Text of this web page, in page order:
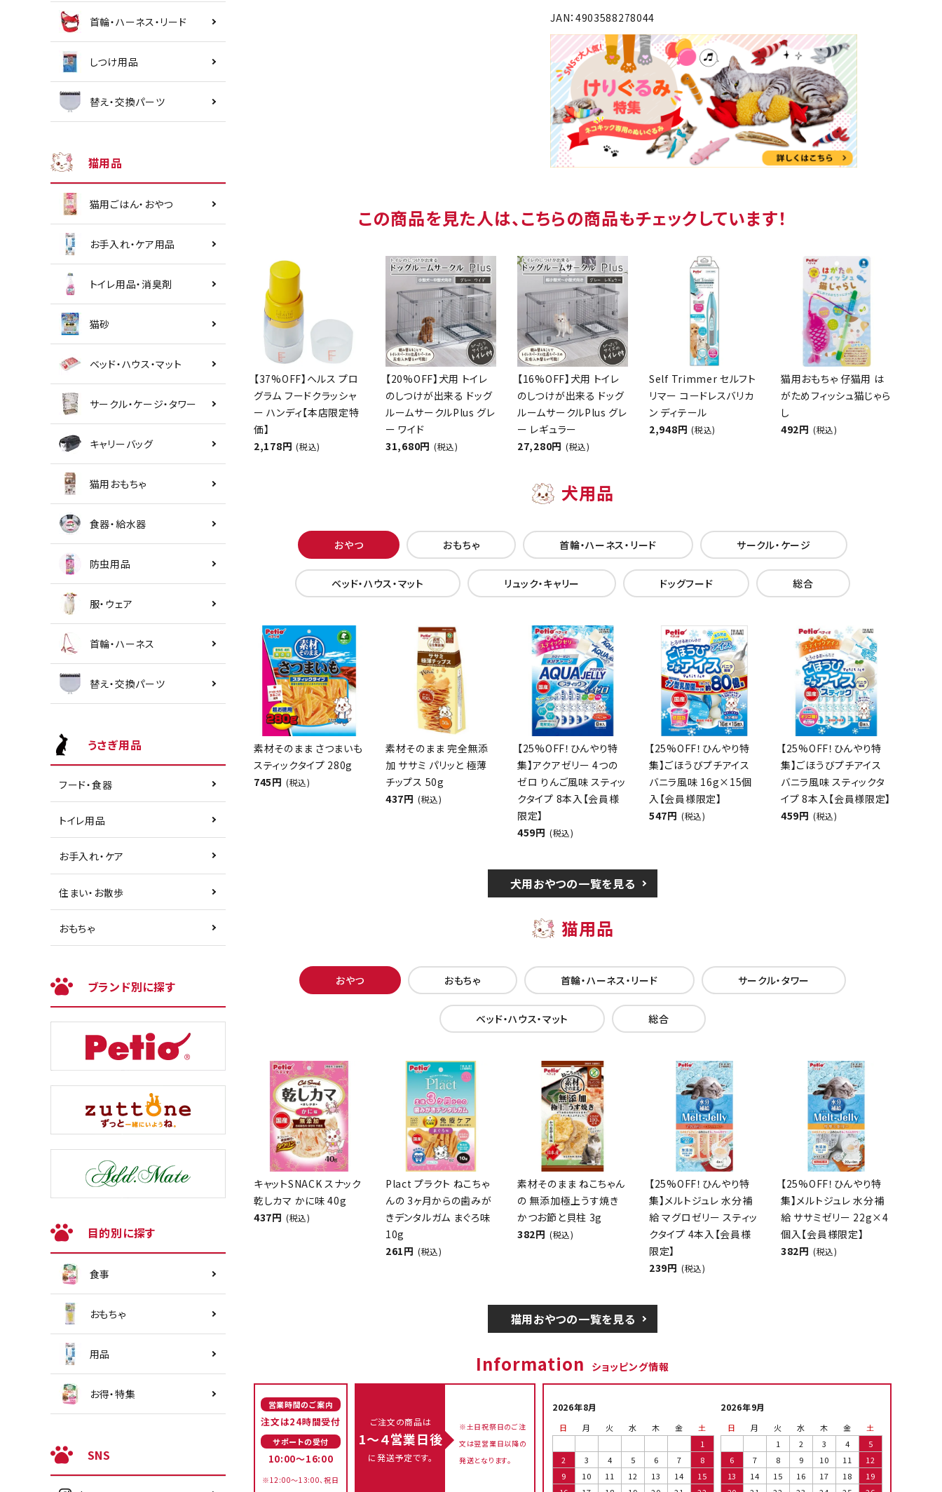
首輪・ハーネス・リード
しつけ用品
替え・交換パーツ
猫用品
猫用ごはん・おやつ
お手入れ・ケア用品
トイレ用品・消臭剤
猫砂
ベッド・ハウス・マット
サークル・ケージ・タワー
キャリーバッグ
猫用おもちゃ
食器・給水器
防虫用品
服・ウェア
首輪・ハーネス
替え・交換パーツ
うさぎ用品
フード・食器
トイレ用品
お手入れ・ケア
住まい・お散歩
おもちゃ
ブランド別に探す
目的別に探す
食事
おもちゃ
用品
お得・特集
SNS
JAN：4903588278044
この商品を見た人は、こちらの商品もチェックしています！
【37%OFF】ヘルス プロ
グラム フードクラッシャ
ー ハンディ【本店限定特
価】
2,178円 (税込)
【20%OFF】犬用 トイレ
のしつけが出来る ドッグ
ルームサークルPlus グレ
ー ワイド
31,680円 (税込)
【16%OFF】犬用 トイレ
のしつけが出来る ドッグ
ルームサークルPlus グレ
ー レギュラー
27,280円 (税込)
Self Trimmer セルフト
リマー コードレスバリカ
ン ディテール
2,948円 (税込)
猫用おもちゃ 仔猫用 は
がためフィッシュ猫じゃら
し
492円 (税込)
犬用品
おやつ おもちゃ 首輪・ハーネス・リード サークル・ケージ
ベッド・ハウス・マット リュック・キャリー ドッグフード 総合
素材そのまま さつまいも
スティックタイプ 280g
745円 (税込)
素材そのまま 完全無添
加 ササミ パリッと 極薄
チップス 50g
437円 (税込)
【25%OFF！ひんやり特
集】アクアゼリー 4つの
ゼロ りんご風味 スティッ
クタイプ 8本入【会員様
限定】
459円 (税込)
【25%OFF！ひんやり特
集】ごほうびプチアイス
バニラ風味 16g×15個
入【会員様限定】
547円 (税込)
【25%OFF！ひんやり特
集】ごほうびプチアイス
バニラ風味 スティックタ
イプ 8本入【会員様限定】
459円 (税込)
犬用おやつの一覧を見る
猫用品
おやつ おもちゃ 首輪・ハーネス・リード サークル・タワー
ベッド・ハウス・マット 総合
キャットSNACK スナック
乾しカマ かに味 40g
437円 (税込)
Plact プラクト ねこちゃ
んの 3ヶ月からの歯みが
きデンタルガム まぐろ味
10g
261円 (税込)
素材そのまま ねこちゃん
の 無添加極上うす焼き
かつお節と貝柱 3g
382円 (税込)
【25%OFF！ひんやり特
集】メルトジュレ 水分補
給 マグロゼリー スティッ
クタイプ 4本入【会員様
限定】
239円 (税込)
【25%OFF！ひんやり特
集】メルトジュレ 水分補
給 ササミゼリー 22g×4
個入【会員様限定】
382円 (税込)
猫用おやつの一覧を見る
Information ショッピング情報
営業時間のご案内
注文は24時間受付
サポートの受付
10:00～16:00
※12:00～13:00、祝日
ご注文の商品は
1～４営業日後
に発送予定です。
※土日祝祭日のご注
文は翌営業日以降の
発送となります。
2026年8月
日 月 火 水 木 金
土
1
2
3 4 5 6 7
8
9
10 11 12 13 14
15
2026年9月
日 月 火 水 木 金
土
1
2 3 4
5
6
7 8 9 10 11
12
13
14 15 16 17 18
19